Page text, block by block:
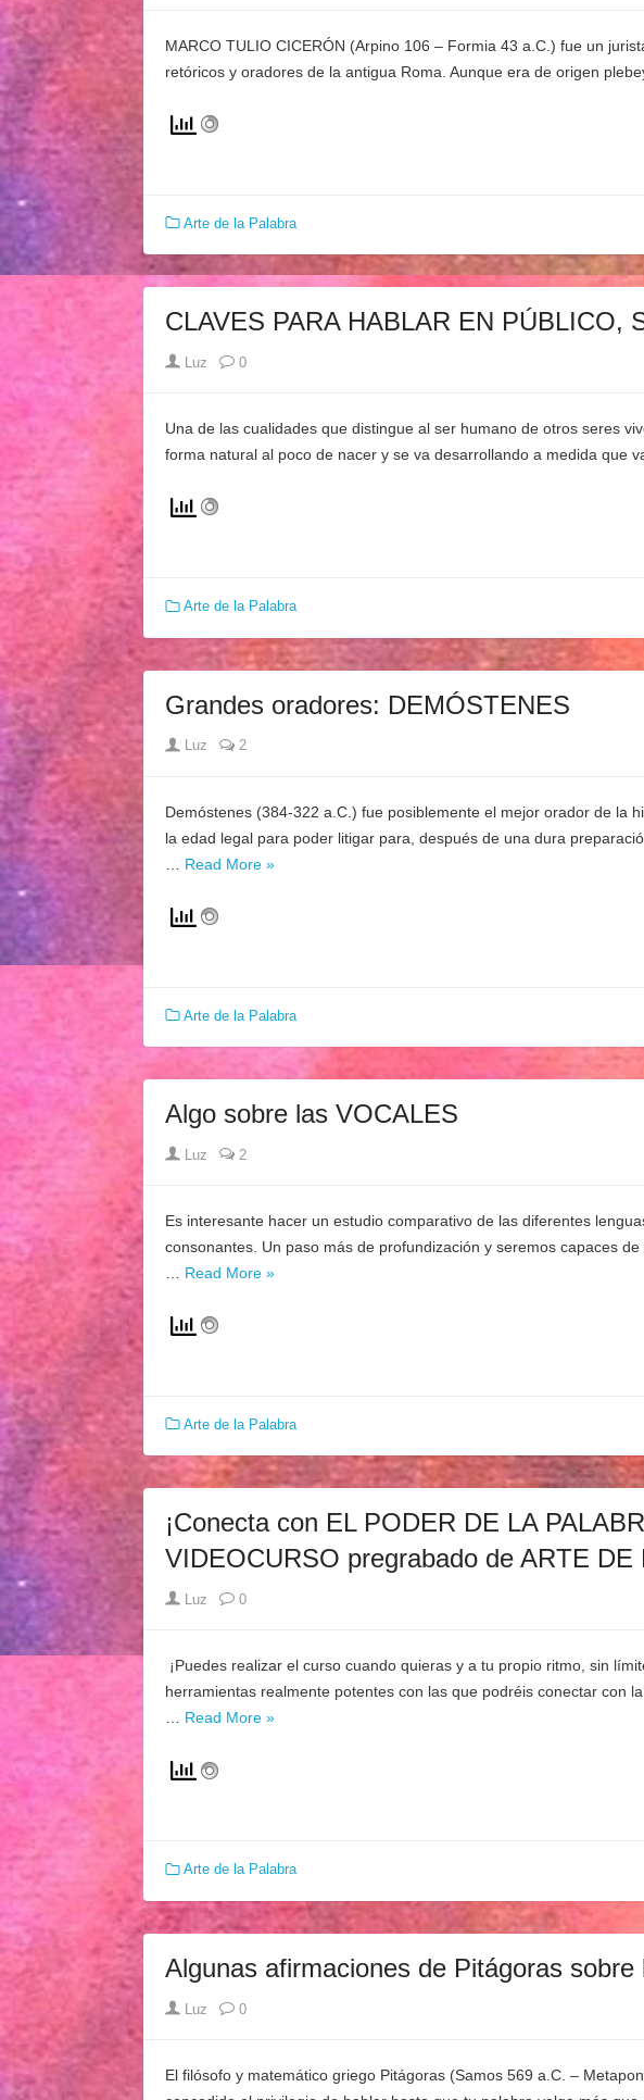
MARCO TULIO CICERÓN (Arpino 106 – Formia 43 a.C.) fue un
retóricos y oradores de la antigua Roma. Aunque era de origen
Arte de la Palabra
CLAVES PARA HABLAR EN PÚBLICO,
Author
Luz 0
Una de las cualidades que distingue al ser humano de otros seres
forma natural al poco de nacer y se va desarrollando a medida que
Arte de la Palabra
Grandes oradores: DEMÓSTENES
Author
Luz 2
Demóstenes (384-322 a.C.) fue posiblemente el mejor orador de la
la edad legal para poder litigar para, después de una dura
Read More »
Arte de la Palabra
Algo sobre las VOCALES
Author
Luz 2
Es interesante hacer un estudio comparativo de las diferentes
consonantes. Un paso más de profundización y seremos capaces
Read More »
Arte de la Palabra
¡Conecta con EL PODER DE LA
VIDEOCURSO pregrabado de ARTE
Author
Luz 0
¡Puedes realizar el curso cuando quieras y a tu propio ritmo, sin
herramientas realmente potentes con las que podréis conectar con
… Read More »
Arte de la Palabra
Algunas afirmaciones de Pitágoras sobre
Author
Luz 0
El filósofo y matemático griego Pitágoras (Samos 569 a.C. –